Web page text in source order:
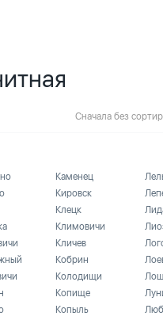
Сначала без
Каменец
Кировск
Клецк
Климовичи
Кличев
Кобрин
Колодищи
Копище
Копыль